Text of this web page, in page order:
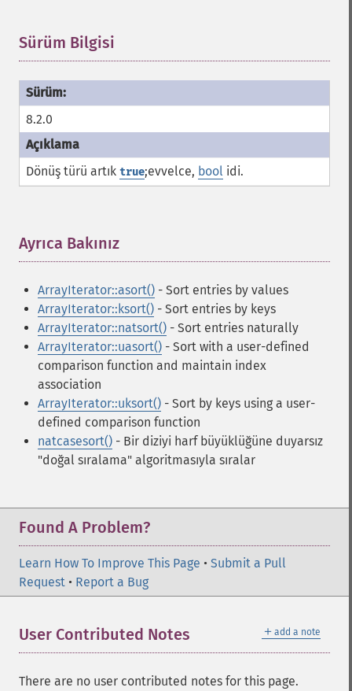
Sürüm Bilgisi
8.2.0
Dönüş türü artık true;evvelce, bool idi.
Ayrıca Bakınız
ArrayIterator::asort() - Sort entries by values
ArrayIterator::ksort() - Sort entries by keys
ArrayIterator::natsort() - Sort entries naturally
ArrayIterator::uasort() - Sort with a user-defined
comparison function and maintain index
association
ArrayIterator::uksort() - Sort by keys using a user-
defined comparison function
natcasesort() - Bir diziyi harf büyüklüğüne duyarsız
"doğal sıralama" algoritmasıyla sıralar
Found A Problem?
Learn How To Improve This Page • Submit a Pull
Request • Report a Bug
＋ add a note
User Contributed Notes
There are no user contributed notes for this page.